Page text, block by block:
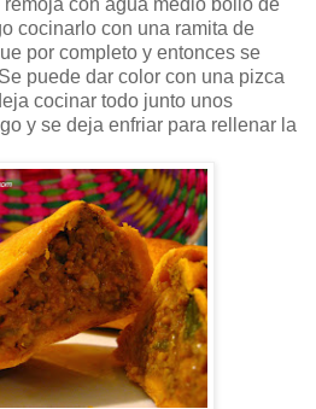
cocinarlo con una ramita de
por completo y entonces se
puede dar color con una pizca
cocinar todo junto unos
y se deja enfriar para rellenar la